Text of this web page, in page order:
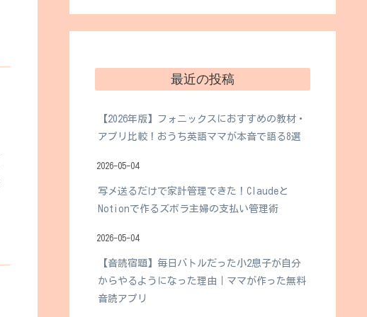
最近の投稿
【2026年版】フォニックスにおすすめの教材・
アプリ比較！おうち英語ママが本音で語る8選
2026-05-04
写メ送るだけで家計管理できた！Claudeと
Notionで作るズボラ主婦の支払い管理術
2026-05-04
【音読宿題】毎日バトルだった小2息子が自分
からやるようになった理由｜ママが作った無料
音読アプリ